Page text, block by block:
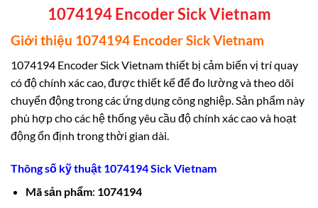
1074194 Encoder Sick Vietnam
Giới thiệu 1074194 Encoder Sick Vietnam
1074194 Encoder Sick Vietnam thiết bị cảm biến vị trí quay
có độ chính xác cao, được thiết kế để đo lường và theo dõi
chuyển động trong các ứng dụng công nghiệp. Sản phẩm này
phù hợp cho các hệ thống yêu cầu độ chính xác cao và hoạt
động ổn định trong thời gian dài.
Thông số kỹ thuật 1074194 Sick Vietnam
Mã sản phẩm: 1074194